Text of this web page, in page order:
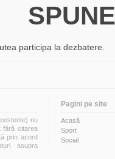
participa la dezbatere.
nu
fără citarea
prin acord
asupra
Pagini pe site
Acasă
Sport
Social